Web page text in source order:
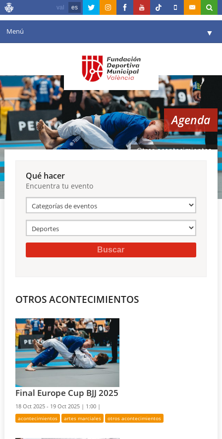
val es
Menú ▼
Agenda
Instalaciones
Comunicación ▼
Valencia en deporte
Reservas
Agenda
Otros acontecimientos
Qué hacer
Encuentra tu evento
OTROS ACONTECIMIENTOS
Final Europe Cup BJJ 2025
18 Oct 2025 - 19 Oct 2025 | 1:00 |
acontecimientos artes marciales otros acontecimientos